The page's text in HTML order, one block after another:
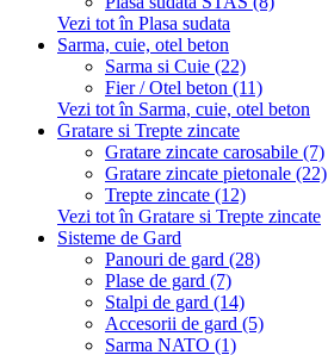
Vezi tot în Plasa sudata
Sarma, cuie, otel beton
Sarma si Cuie (22)
Fier / Otel beton (11)
Vezi tot în Sarma, cuie, otel beton
Gratare si Trepte zincate
Gratare zincate carosabile (7)
Gratare zincate pietonale (22)
Trepte zincate (12)
Vezi tot în Gratare si Trepte zincate
Sisteme de Gard
Panouri de gard (28)
Plase de gard (7)
Stalpi de gard (14)
Accesorii de gard (5)
Sarma NATO (1)